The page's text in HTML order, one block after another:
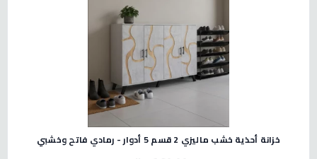
خزانة أحذية خشب ماليزي 2 قسم 5 أدوار - رمادي فاتح وخشبي